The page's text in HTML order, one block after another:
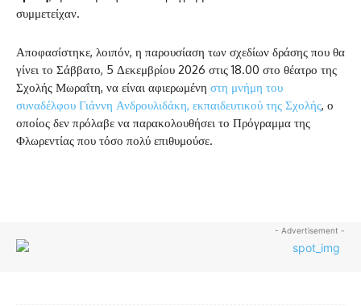
συμμετείχαν.
Αποφασίστηκε, λοιπόν, η παρουσίαση των σχεδίων δράσης που θα
γίνει το Σάββατο, 5 Δεκεμβρίου 2026 στις 18.00 στο θέατρο της
Σχολής Μωραΐτη, να είναι αφιερωμένη στη μνήμη του
συναδέλφου Γιάννη Ανδρουλιδάκη, εκπαιδευτικού της Σχολής, ο
οποίος δεν πρόλαβε να παρακολουθήσει το Πρόγραμμα της
Φλωρεντίας που τόσο πολύ επιθυμούσε.
- Advertisement -